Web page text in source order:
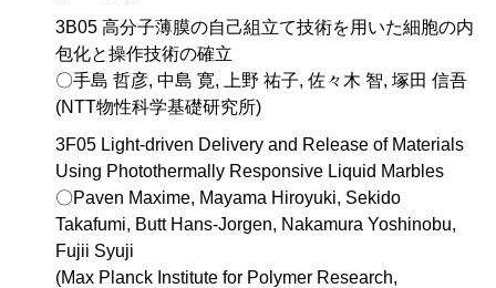
3B05 高分子薄膜の自己組立て技術を用いた細胞の内
包化と操作技術の確立
〇手島 哲彦, 中島 寛, 上野 祐子, 佐々木 智, 塚田 信吾
(NTT物性科学基礎研究所)
3F05 Light-driven Delivery and Release of Materials
Using Photothermally Responsive Liquid Marbles
〇Paven Maxime, Mayama Hiroyuki, Sekido
Takafumi, Butt Hans-Jorgen, Nakamura Yoshinobu,
Fujii Syuji
(Max Planck Institute for Polymer Research,